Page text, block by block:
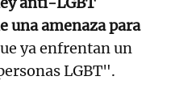
una amenaza para
ya enfrentan un
LGBT".